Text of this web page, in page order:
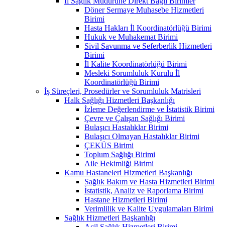
Döner Sermaye Muhasebe Hizmetleri
Birimi
Hasta Hakları İl Koordinatörlüğü Birimi
Hukuk ve Muhakemat Birimi
Sivil Savunma ve Seferberlik Hizmetleri
Birimi
İl Kalite Koordinatörlüğü Birimi
Mesleki Sorumluluk Kurulu İl
Koordinatörlüğü Birimi
İş Süreçleri, Prosedürler ve Sorumluluk Matrisleri
Halk Sağlığı Hizmetleri Başkanlığı
İzleme Değerlendirme ve İstatistik Birimi
Çevre ve Çalışan Sağlığı Birimi
Bulaşıcı Hastalıklar Birimi
Bulaşıcı Olmayan Hastalıklar Birimi
ÇEKÜS Birimi
Toplum Sağlığı Birimi
Aile Hekimliği Birimi
Kamu Hastaneleri Hizmetleri Başkanlığı
Sağlık Bakım ve Hasta Hizmetleri Birimi
İstatistik, Analiz ve Raporlama Birimi
Hastane Hizmetleri Birimi
Verimlilik ve Kalite Uygulamaları Birimi
Sağlık Hizmetleri Başkanlığı